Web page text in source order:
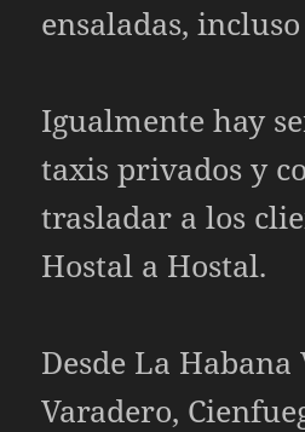
ensaladas,
Igualmente hay
taxis privados y
trasladar a los
Hostal a Hostal.
Desde La Habana
Varadero,